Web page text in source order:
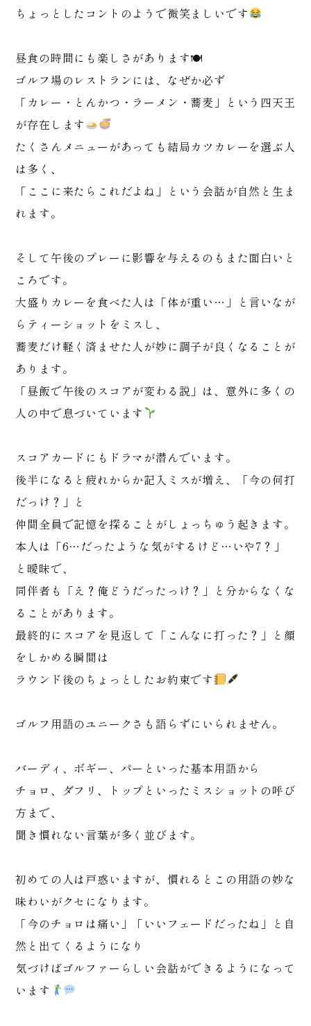
ちょっとしたコントのようで微笑ましいです
昼食の時間にも楽しさがあります🍽
ゴルフ場のレストランには、なぜか必ず
「カレー・とんかつ・ラーメン・蕎麦」という四天王
が存在します
たくさんメニューがあっても結局カツカレーを選ぶ人
は多く、
「ここに来たらこれだよね」という会話が自然と生ま
れます。
そして午後のプレーに影響を与えるのもまた面白いと
ころです。
大盛りカレーを食べた人は「体が重い…」と言いなが
らティーショットをミスし、
蕎麦だけ軽く済ませた人が妙に調子が良くなることが
あります。
「昼飯で午後のスコアが変わる説」は、意外に多くの
人の中で息づいています
スコアカードにもドラマが潜んでいます。
後半になると疲れからか記入ミスが増え、「今の何打
だっけ？」と
仲間全員で記憶を探ることがしょっちゅう起きます。
本人は「6…だったような気がするけど…いや7？」
と曖昧で、
同伴者も「え？俺どうだったっけ？」と分からなくな
ることがあります。
最終的にスコアを見返して「こんなに打った？」と顔
をしかめる瞬間は
ラウンド後のちょっとしたお約束です
ゴルフ用語のユニークさも語らずにいられません。
バーディ、ボギー、パーといった基本用語から
チョロ、ダフリ、トップといったミスショットの呼び
方まで、
聞き慣れない言葉が多く並びます。
初めての人は戸惑いますが、慣れるとこの用語の妙な
味わいがクセになります。
「今のチョロは痛い」「いいフェードだったね」と自
然と出てくるようになり
気づけばゴルファーらしい会話ができるようになって
います